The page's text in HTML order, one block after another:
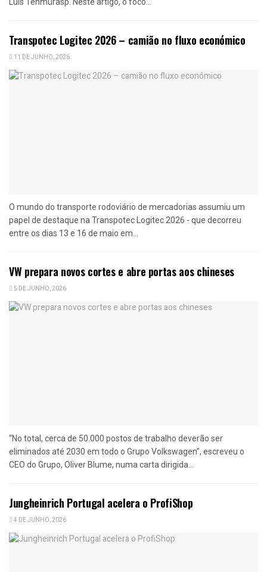
Transpotec Logitec 2026 – camião no fluxo económico
11 DE JUNHO, 2026
O mundo do transporte rodoviário de mercadorias assumiu um
papel de destaque na Transpotec Logitec 2026 - que decorreu
entre os dias 13 e 16 de maio em...
VW prepara novos cortes e abre portas aos chineses
5 DE JUNHO, 2026
“No total, cerca de 50.000 postos de trabalho deverão ser
eliminados até 2030 em todo o Grupo Volkswagen”, escreveu o
CEO do Grupo, Oliver Blume, numa carta dirigida...
Jungheinrich Portugal acelera o ProfiShop
4 DE JUNHO, 2026